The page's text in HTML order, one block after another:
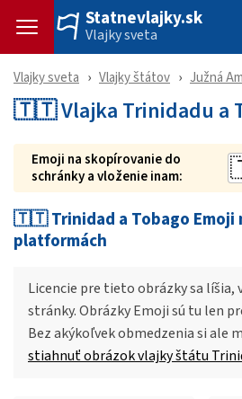
Statnevlajky.sk
Vlajky sveta
Vlajky sveta Vlajky štátov Južná
🇹🇹 Vlajka Trinidadu a
Emoji na skopírovanie do
schránky a vloženie inam:
🇹🇹 Trinidad a Tobago Emoji
platformách
Licencie pre tieto obrázky sa líšia,
stránky. Obrázky Emoji sú tu len
Bez akýkoľvek obmedzenia si ale
stiahnuť obrázok vlajky štátu